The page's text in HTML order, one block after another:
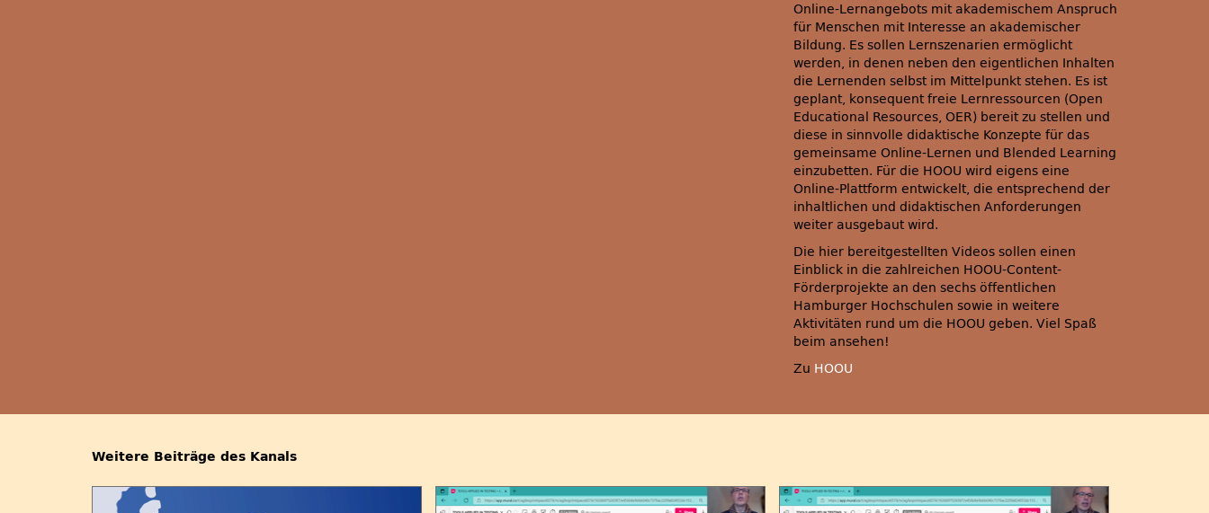
Online-Lernangebots mit akademischem Anspruch
für Menschen mit Interesse an akademischer
Bildung. Es sollen Lernszenarien ermöglicht
werden, in denen neben den eigentlichen Inhalten
die Lernenden selbst im Mittelpunkt stehen. Es ist
geplant, konsequent freie Lernressourcen (Open
Educational Resources, OER) bereit zu stellen und
diese in sinnvolle didaktische Konzepte für das
gemeinsame Online-Lernen und Blended Learning
einzubetten. Für die HOOU wird eigens eine
Online-Plattform entwickelt, die entsprechend der
inhaltlichen und didaktischen Anforderungen
weiter ausgebaut wird.
Die hier bereitgestellten Videos sollen einen
Einblick in die zahlreichen HOOU-Content-
Förderprojekte an den sechs öffentlichen
Hamburger Hochschulen sowie in weitere
Aktivitäten rund um die HOOU geben. Viel Spaß
beim ansehen!
Zu HOOU
Weitere Beiträge des Kanals